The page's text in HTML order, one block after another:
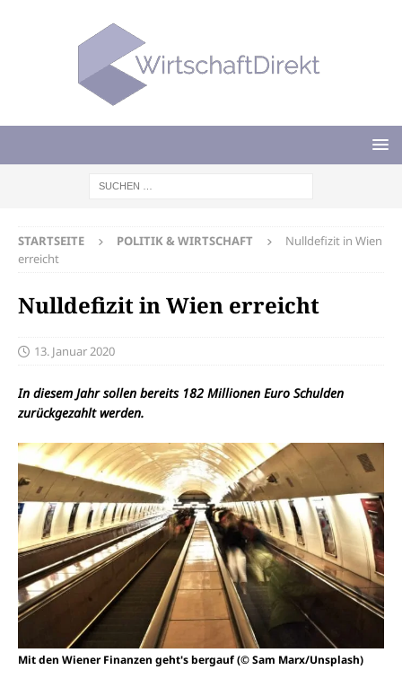
STARTSEITE POLITIK & WIRTSCHAFT
Nulldefizit in Wien
erreicht
Nulldefizit in Wien erreicht
13. Januar 2020
In diesem Jahr sollen bereits 182 Millionen Euro Schulden
zurückgezahlt werden.
Mit den Wiener Finanzen geht's bergauf (© Sam Marx/Unsplash)